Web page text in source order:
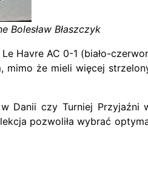
Bolesław Błaszczyk
Havre AC 0-1 (biało-
mimo że mieli więcej
Danii czy Turniej Przyjaźni
pozwoliła wybrać